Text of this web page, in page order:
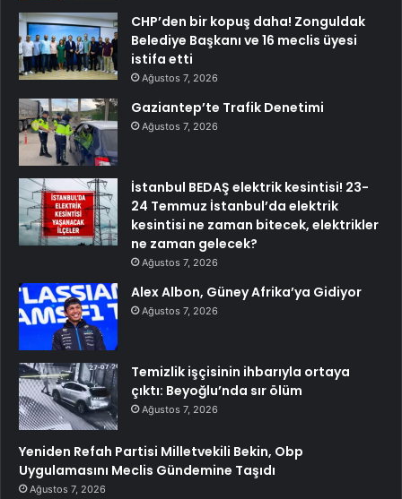
CHP’den bir kopuş daha! Zonguldak
Belediye Başkanı ve 16 meclis üyesi
istifa etti
Ağustos 7, 2026
Gaziantep’te Trafik Denetimi
Ağustos 7, 2026
İstanbul BEDAŞ elektrik kesintisi! 23-
24 Temmuz İstanbul’da elektrik
kesintisi ne zaman bitecek, elektrikler
ne zaman gelecek?
Ağustos 7, 2026
Alex Albon, Güney Afrika’ya Gidiyor
Ağustos 7, 2026
Temizlik işçisinin ihbarıyla ortaya
çıktı: Beyoğlu’nda sır ölüm
Ağustos 7, 2026
Yeniden Refah Partisi Milletvekili Bekin, Obp
Uygulamasını Meclis Gündemine Taşıdı
Ağustos 7, 2026